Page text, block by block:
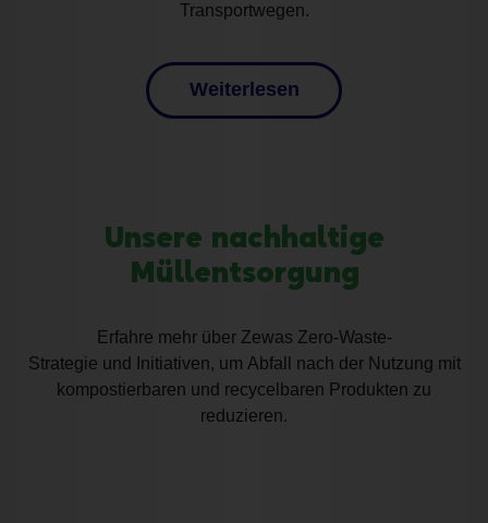
Transportwegen.
Weiterlesen
Unsere nachhaltige
Müllentsorgung
Erfahre mehr über Zewas Zero-Waste-
Strategie und Initiativen, um Abfall nach der Nutzung mit
kompostierbaren und recycelbaren Produkten zu
reduzieren.